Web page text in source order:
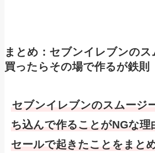
まとめ：セブンイレブンのス
買ったらその場で作るが鉄則
セブンイレブンのスムージ
ち込んで作ることがNGな理
セールで起きたことをまと